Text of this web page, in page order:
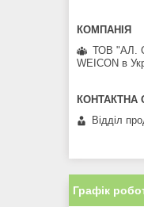
ТОВ "АЛ.
WEICON в
Відділ
Графік